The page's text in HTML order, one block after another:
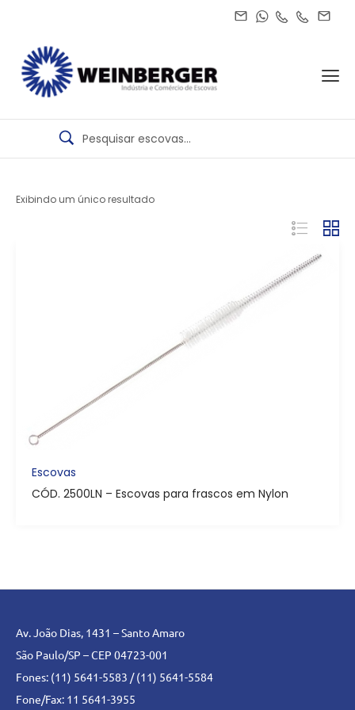
Exibindo um único resultado
Escovas
CÓD. 2500LN – Escovas para frascos em Nylon
Av. João Dias, 1431 – Santo Amaro
São Paulo/SP – CEP 04723-001
Fones: (11) 5641-5583 / (11) 5641-5584
Fone/Fax: 11 5641-3955